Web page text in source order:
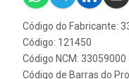
Código do Fabricante:
Código: 121450
Código NCM: 33059000
Código de Barras do